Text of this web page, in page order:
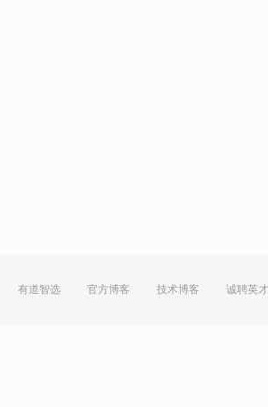
有道智选 官方博客 技术博客 诚聘英才